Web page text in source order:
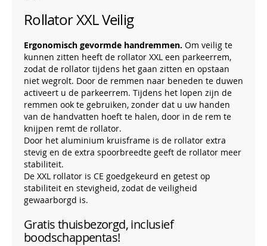
Rollator XXL Veilig
Ergonomisch gevormde handremmen. Om veilig te
kunnen zitten heeft de rollator XXL een parkeerrem,
zodat de rollator tijdens het gaan zitten en opstaan
niet wegrolt. Door de remmen naar beneden te duwen
activeert u de parkeerrem. Tijdens het lopen zijn de
remmen ook te gebruiken, zonder dat u uw handen
van de handvatten hoeft te halen, door in de rem te
knijpen remt de rollator.
Door het aluminium kruisframe is de rollator extra
stevig en de extra spoorbreedte geeft de rollator meer
stabiliteit.
De XXL rollator is CE goedgekeurd en getest op
stabiliteit en stevigheid, zodat de veiligheid
gewaarborgd is.
Gratis thuisbezorgd, inclusief
boodschappentas!